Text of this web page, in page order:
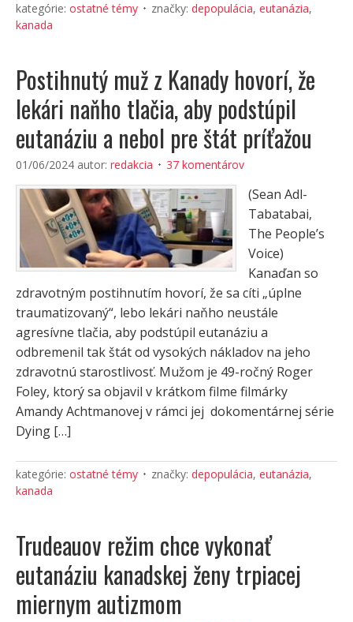
kategórie: ostatné témy značky: depopulácia, eutanázia,
kanada
Postihnutý muž z Kanady hovorí, že
lekári naňho tlačia, aby podstúpil
eutanáziu a nebol pre štát príťažou
01/06/2024 autor: redakcia 37 komentárov
(Sean Adl-
Tabatabai,
The People’s
Voice)
Kanaďan so
zdravotným postihnutím hovorí, že sa cíti „úplne
traumatizovaný“, lebo lekári naňho neustále
agresívne tlačia, aby podstúpil eutanáziu a
odbremenil tak štát od vysokých nákladov na jeho
zdravotnú starostlivosť. Mužom je 49-ročný Roger
Foley, ktorý sa objavil v krátkom filme filmárky
Amandy Achtmanovej v rámci jej dokomentárnej série
Dying […]
kategórie: ostatné témy značky: depopulácia, eutanázia,
kanada
Trudeauov režim chce vykonať
eutanáziu kanadskej ženy trpiacej
miernym autizmom